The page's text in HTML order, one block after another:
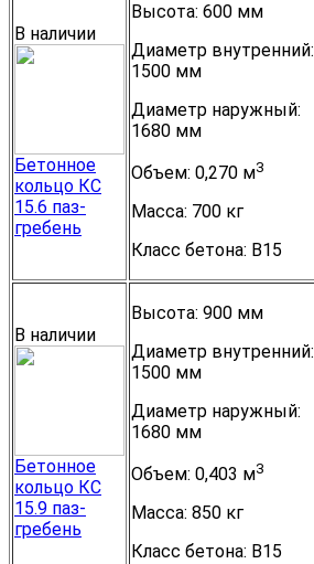
В наличии
Бетонное
кольцо КС
15.6 паз-
гребень
Высота: 600 мм
Диаметр внутренний:
1500 мм
Диаметр наружный:
1680 мм
Объем: 0,270 м3
Масса: 700 кг
Класс бетона: B15
В наличии
Бетонное
кольцо КС
15.9 паз-
гребень
Высота: 900 мм
Диаметр внутренний:
1500 мм
Диаметр наружный:
1680 мм
Объем: 0,403 м3
Масса: 850 кг
Класс бетона: B15